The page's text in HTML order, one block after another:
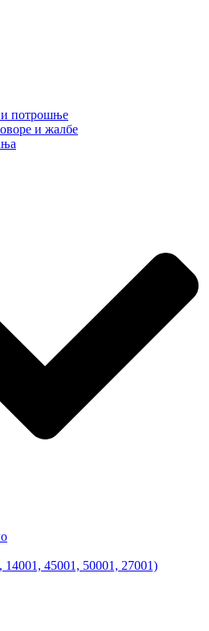
и потрошње
и жалбе
45001, 50001, 27001)